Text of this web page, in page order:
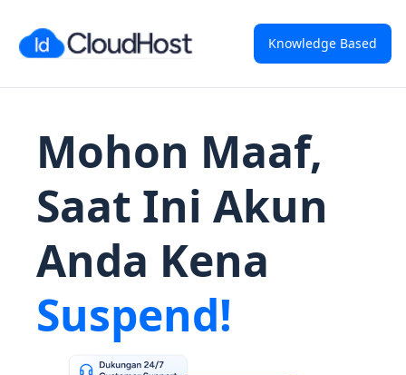
Knowledge Based
Mohon Maaf,
Saat Ini Akun
Anda Kena
Suspend!